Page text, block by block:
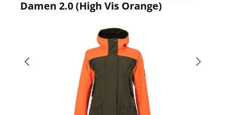
Damen 2.0 (High Vis Orange)